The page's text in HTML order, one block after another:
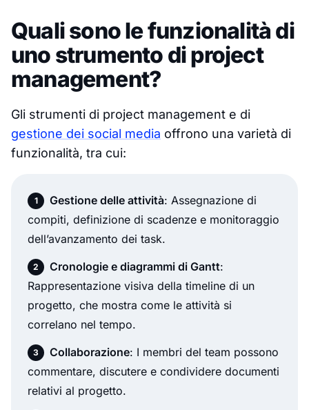
Quali sono le funzionalità di
uno strumento di project
management?
Gli strumenti di project management e di
gestione dei social media offrono una varietà di
funzionalità, tra cui:
Gestione delle attività: Assegnazione di
compiti, definizione di scadenze e monitoraggio
dell’avanzamento dei task.
Cronologie e diagrammi di Gantt:
Rappresentazione visiva della timeline di un
progetto, che mostra come le attività si
correlano nel tempo.
Collaborazione: I membri del team possono
commentare, discutere e condividere documenti
relativi al progetto.